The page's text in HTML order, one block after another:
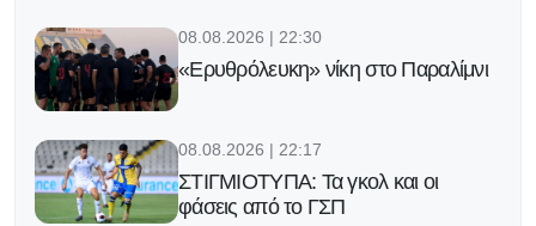
08.08.2026 | 22:30
«Ερυθρόλευκη» νίκη στο Παραλίμνι
08.08.2026 | 22:17
ΣΤΙΓΜΙΟΤΥΠΑ: Τα γκολ και οι
φάσεις από το ΓΣΠ